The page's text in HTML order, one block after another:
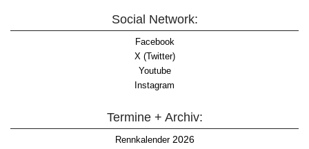
Social Network:
Facebook
X (Twitter)
Youtube
Instagram
Termine + Archiv:
Rennkalender2026